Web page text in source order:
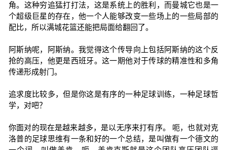
角。这种穷追猛打打法，这是系统上的胜利，而曼城它也是一
个超级巨星的存在，他一个人能够改变一些场上的一些局部的
配比，所以满城花篮还能把局面给翻回了。
阿斯纳呢，阿斯纳。我觉得这个传导向上包括阿斯纳的这个反
抢的高压，他更是西班牙。这一期他对于传球的精准性和多角
传递形成射门。
追求度比较多，但是你这是有序的一种足球训练，一种足球哲
学，对吧？
你面对的现在是越来越多，是以无序来打有序。 呃，也就对克
洛普的足球思维有一条和好的一个总结，是叫做有一个德文的